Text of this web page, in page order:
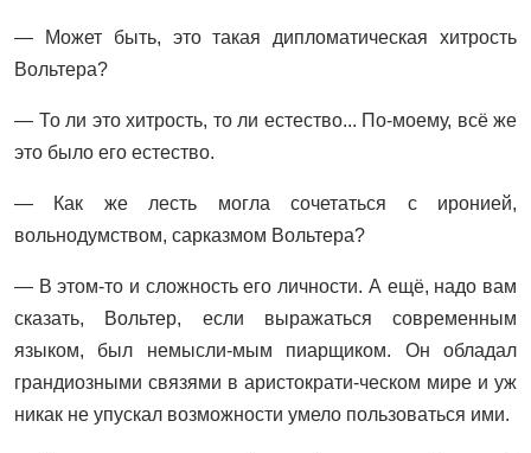
— Может быть, это такая дипломатическая хитрость
Вольтера?
— То ли это хитрость, то ли естество... По-моему, всё же
это было его естество.
— Как же лесть могла сочетаться с иронией,
вольнодумством, сарказмом Вольтера?
— В этом-то и сложность его личности. А ещё, надо вам
сказать, Вольтер, если выражаться современным
языком, был немысли-мым пиарщиком. Он обладал
грандиозными связями в аристократи-ческом мире и уж
никак не упускал возможности умело пользоваться ими.